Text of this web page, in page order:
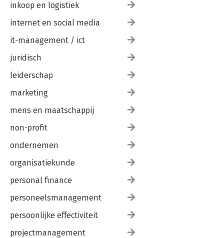
inkoop en logistiek
internet en social media
it-management / ict
juridisch
leiderschap
marketing
mens en maatschappij
non-profit
ondernemen
organisatiekunde
personal finance
personeelsmanagement
persoonlijke effectiviteit
projectmanagement